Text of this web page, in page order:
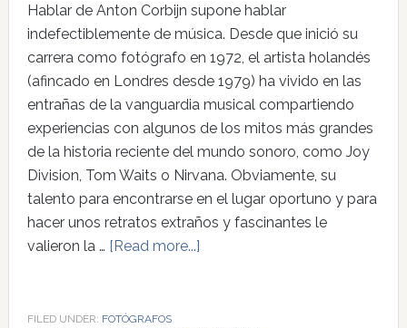
Hablar de Anton Corbijn supone hablar
indefectiblemente de música. Desde que inició su
carrera como fotógrafo en 1972, el artista holandés
(afincado en Londres desde 1979) ha vivido en las
entrañas de la vanguardia musical compartiendo
experiencias con algunos de los mitos más grandes
de la historia reciente del mundo sonoro, como Joy
Division, Tom Waits o Nirvana. Obviamente, su
talento para encontrarse en el lugar oportuno y para
hacer unos retratos extraños y fascinantes le
valieron la … [Read more...]
FILED UNDER: FOTÓGRAFOS